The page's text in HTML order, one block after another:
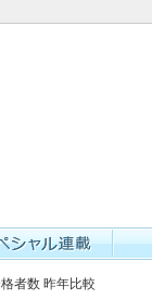
者数 昨年比較